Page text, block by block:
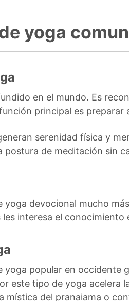
yoga
en el mundo. Es
principal es preparar
serenidad física y
postura de meditación sin
yoga devocional mucho
interesa el conocimiento
yoga popular en occidente
este tipo de yoga acelera
mística del pranaiama o